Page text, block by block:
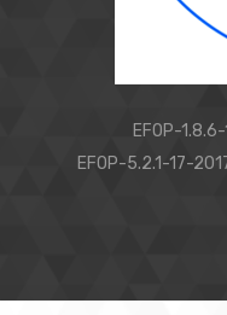
EFOP-
EFOP-5.2.1-17-